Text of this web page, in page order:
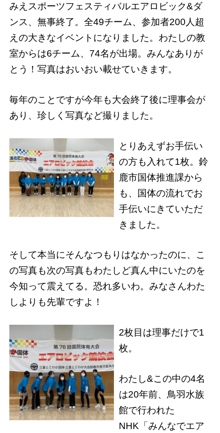
みえスポーツフェスティバルエアロビック&ダ
ンス、無事終了。全49チーム、参加者200人超
えの大きなイベントになりました。わたしの教
室からは6チーム、74名が出場。みんなありが
とう！写真はおいおい載せていきます。
毎年のことですが今年も大会終了後に理事会が
あり、珍しく写真など撮りました。
とりあえずお手伝い
の方も入れて1枚。鈴
鹿市国体推進課から
も、国体の流れでお
手伝いにきていただ
きました。
そして本当にそんなつもりはなかったのに、こ
の写真も次の写真もわたしど真ん中にいたのを
今知って震えてる。恐れ多いわ。みなさんわた
しよりも先輩ですよ！
2枚目は理事だけで1
枚。
わたし&この中の4名
は20年前、鳥羽水族
館で行われた
NHK「みんなでエア